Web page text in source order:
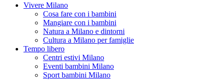
Vivere Milano
Cosa fare con i bambini
Mangiare con i bambini
Natura a Milano e dintorni
Cultura a Milano per famiglie
Tempo libero
Centri estivi Milano
Eventi bambini Milano
Sport bambini Milano